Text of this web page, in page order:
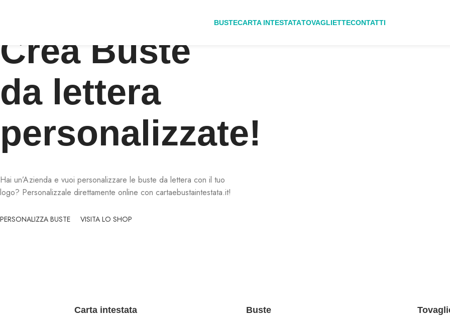
BUSTECARTA INTESTATATOVAGLIETTECONTATTI
Crea Buste
da lettera
personalizzate!
Hai un’Azienda e vuoi personalizzare le buste da lettera con il tuo
logo? Personalizzale direttamente online con cartaebustaintestata.it!
PERSONALIZZA BUSTE VISITA LO SHOP
Carta intestata Buste